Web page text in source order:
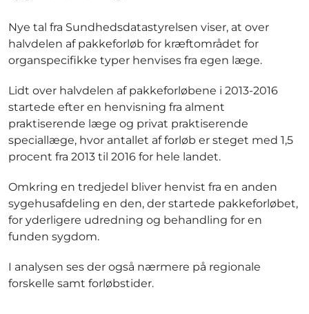
Nye tal fra Sundhedsdatastyrelsen viser, at over
halvdelen af pakkeforløb for kræftområdet for
organspecifikke typer henvises fra egen læge.
Lidt over halvdelen af pakkeforløbene i 2013-2016
startede efter en henvisning fra alment
praktiserende læge og privat praktiserende
speciallæge, hvor antallet af forløb er steget med 1,5
procent fra 2013 til 2016 for hele landet.
Omkring en tredjedel bliver henvist fra en anden
sygehusafdeling en den, der startede pakkeforløbet,
for yderligere udredning og behandling for en
funden sygdom.
I analysen ses der også nærmere på regionale
forskelle samt forløbstider.